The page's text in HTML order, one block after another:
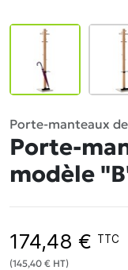
Porte-manteaux
Porte-
modèle
174,48 € TTC
(145,40 € HT)